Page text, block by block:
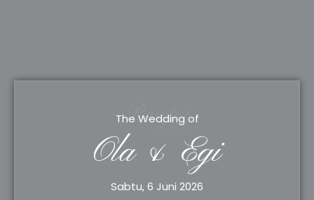
Resepsi
The Wedding of
Ola & Egi
Sabtu, 6 Juni 2026